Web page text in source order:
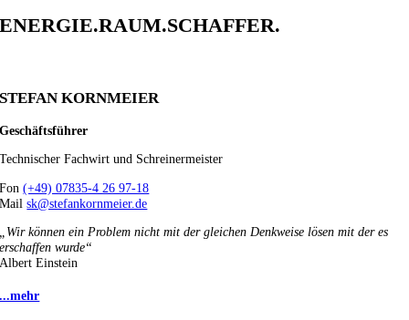
ENERGIE.RAUM.SCHAFFER.
STEFAN KORNMEIER
Geschäftsführer
Technischer Fachwirt und Schreinermeister
Fon(+49) 07835-4 26 97-18
Mailsk@stefankornmeier.de
„Wir können ein Problem nicht mit der gleichen Denkweise lösen mit der es
erschaffen wurde“
Albert Einstein
...mehr